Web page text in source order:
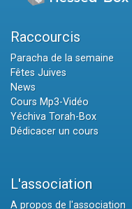
Raccourcis
Paracha de la semaine
Fêtes Juives
News
Cours Mp3-Vidéo
Yéchiva Torah-Box
Dédicacer un cours
L'association
A propos de l'association